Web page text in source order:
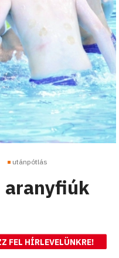
utánpótlás
aranyfiúk
FEL HÍRLEVELÜNKRE!